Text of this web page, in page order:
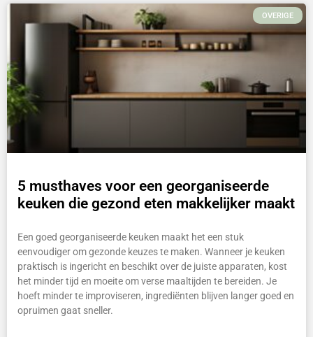
OVERIGE
5 musthaves voor een georganiseerde
keuken die gezond eten makkelijker maakt
Een goed georganiseerde keuken maakt het een stuk
eenvoudiger om gezonde keuzes te maken. Wanneer je keuken
praktisch is ingericht en beschikt over de juiste apparaten, kost
het minder tijd en moeite om verse maaltijden te bereiden. Je
hoeft minder te improviseren, ingrediënten blijven langer goed en
opruimen gaat sneller.